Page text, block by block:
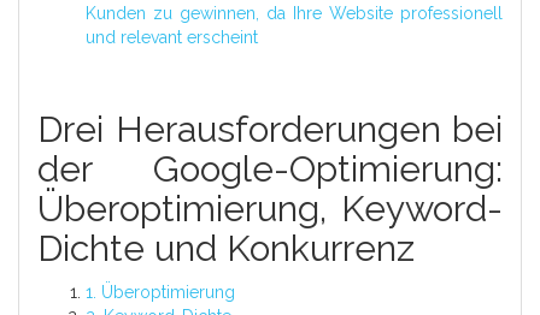
Kunden zu gewinnen, da Ihre Website professionell
und relevant erscheint
Drei Herausforderungen bei
der Google-Optimierung:
Überoptimierung, Keyword-
Dichte und Konkurrenz
1. Überoptimierung